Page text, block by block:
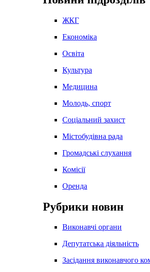
ЖКГ
Економіка
Освіта
Культура
Медицина
Молодь, спорт
Соціальний захист
Містобудівна рада
Громадські слухання
Комісії
Оренда
Рубрики новин
Виконавчі органи
Депутатська діяльність
Засідання виконавчого